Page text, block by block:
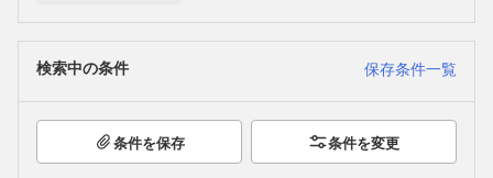
検索中の条件 保存条件一覧
条件を保存 条件を変更